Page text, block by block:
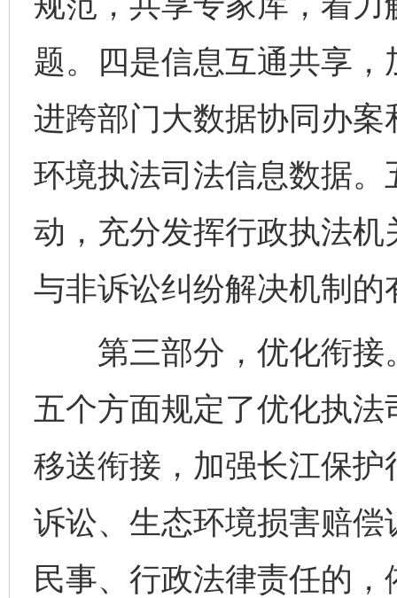
题。四是信息互通共享
进跨部门大数据协同办
环境执法司法信息数据
动，充分发挥行政执法
与非诉讼纠纷解决机制
第三部分，优化衔接
五个方面规定了优化执
移送衔接，加强长江保
诉讼、生态环境损害赔
民事、行政法律责任的